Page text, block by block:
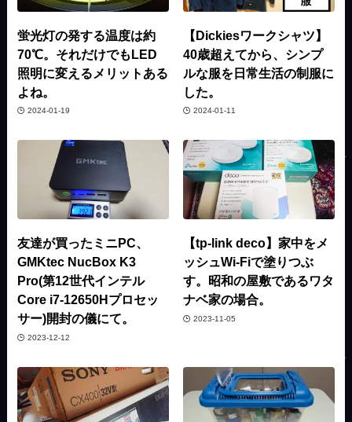
蛍光灯の発する温度は約
70℃。それだけでもLED
照明に変えるメリットある
よね。
2024-01-19
【Dickiesワークシャツ】
40歳超えてから、シンプ
ルな服を日常生活の制服に
した。
2024-01-11
友達が買ったミニPC、
GMKtec NucBox K3
Pro(第12世代インテル
Core i7-12650Hプロセッ
サー)開封の儀にて。
2023-12-12
【tp-link deco】家中をメ
ッシュWi-Fiで塗りつぶ
す。昭和の屋敷であるワタ
ナベ家の場合。
2023-11-05